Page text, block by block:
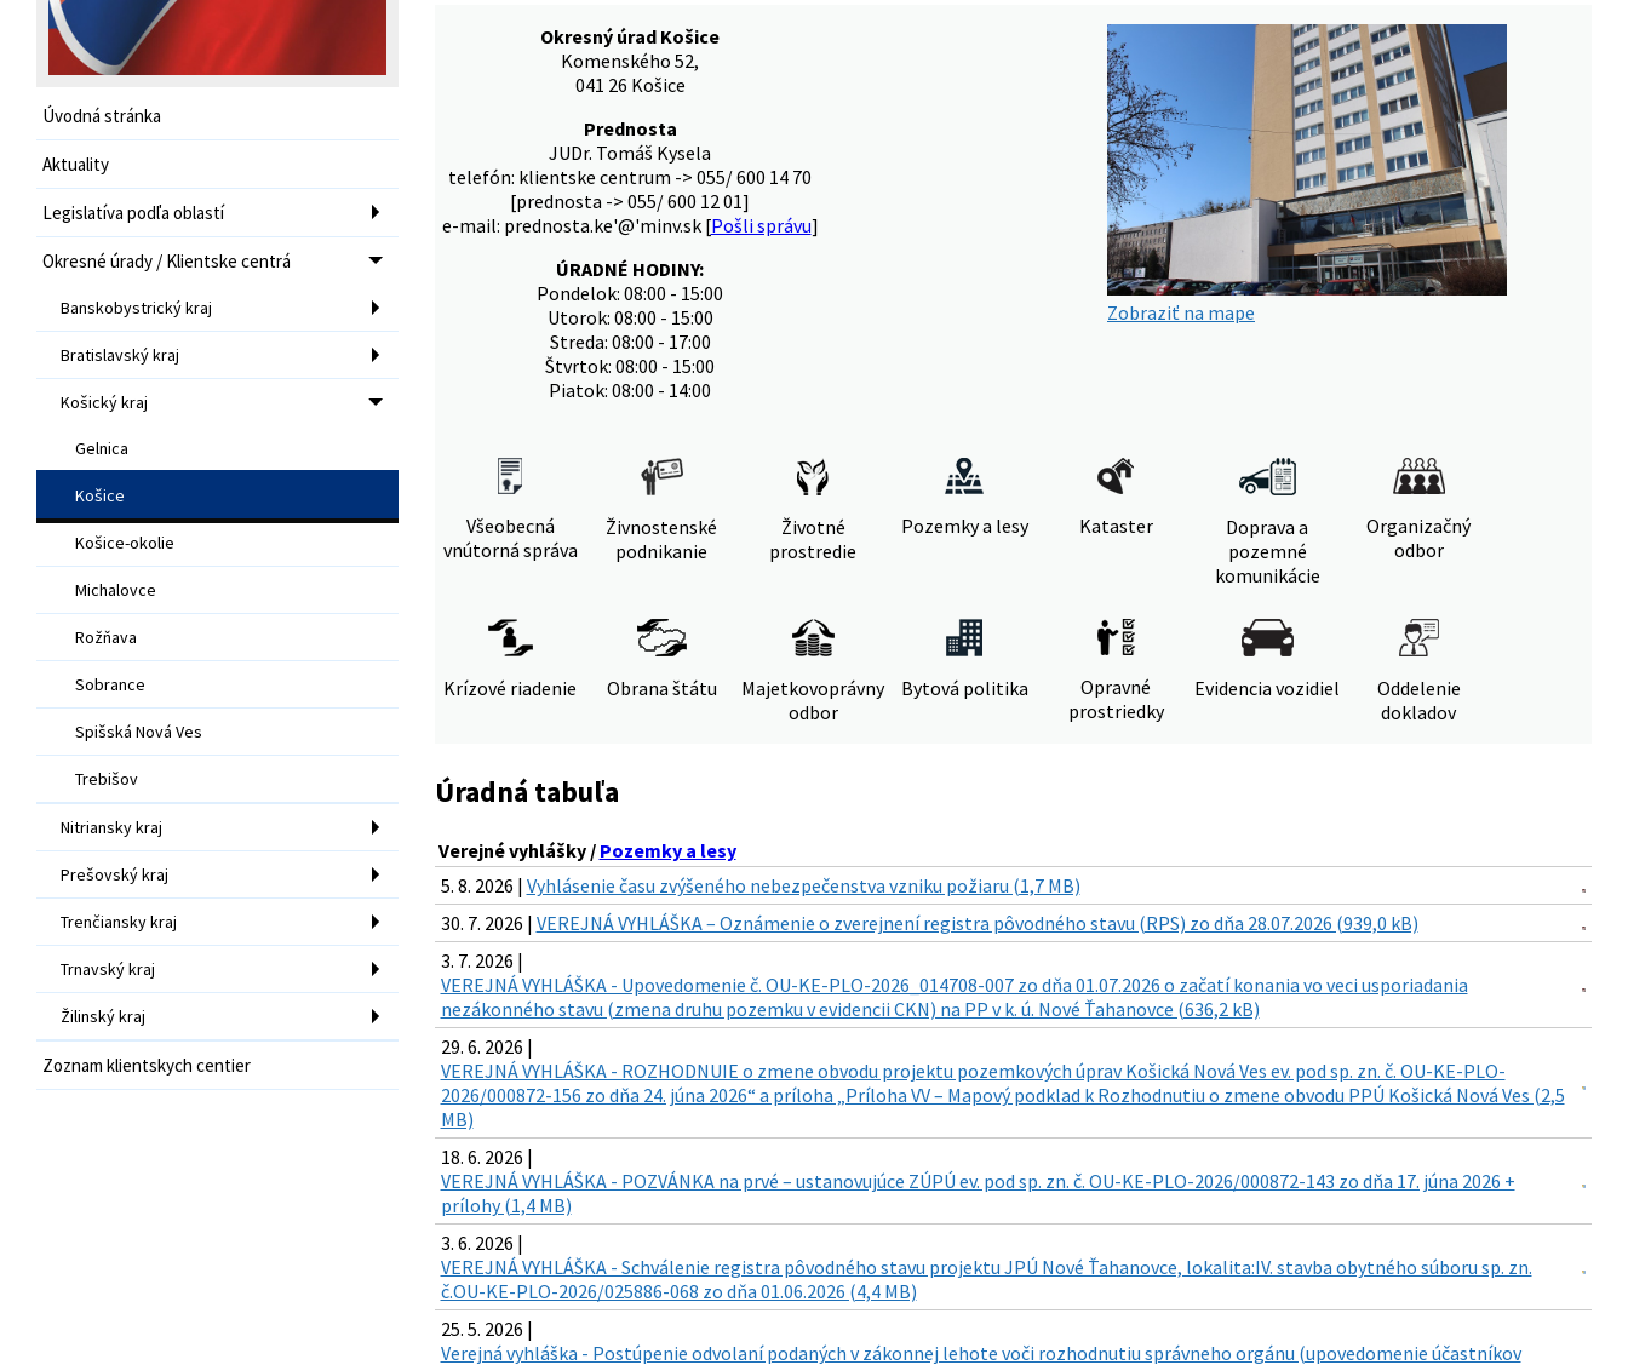
Úvodná stránka
Aktuality
Legislatíva podľa oblastí
Okresné úrady / Klientske centrá
Banskobystrický kraj
Bratislavský kraj
Košický kraj
Gelnica
Košice
Košice-okolie
Michalovce
Rožňava
Sobrance
Spišská Nová Ves
Trebišov
Nitriansky kraj
Prešovský kraj
Trenčiansky kraj
Trnavský kraj
Žilinský kraj
Zoznam klientskych centier
Okresný úrad Košice
Komenského 52,
041 26 Košice
Prednosta
JUDr. Tomáš Kysela
telefón: klientske centrum -> 055/ 600 14 70
[prednosta -> 055/ 600 12 01]
e-mail: prednosta.ke'@'minv.sk [Pošli správu]
ÚRADNÉ HODINY:
Pondelok: 08:00 - 15:00
Utorok: 08:00 - 15:00
Streda: 08:00 - 17:00
Štvrtok: 08:00 - 15:00
Piatok: 08:00 - 14:00
Zobraziť na mape
Všeobecná
vnútorná správa
Živnostenské
podnikanie
Životné
prostredie
Pozemky a lesy Kataster
Doprava a
pozemné
komunikácie
Organizačný
odbor
Krízové riadenie Obrana štátu
Majetkovoprávny
odbor
Bytová politika
Opravné
prostriedky
Evidencia vozidiel
Oddelenie
dokladov
Úradná tabuľa
Verejné vyhlášky / Pozemky a lesy
5. 8. 2026 | Vyhlásenie času zvýšeného nebezpečenstva vzniku požiaru (1,7 MB)
30. 7. 2026 | VEREJNÁ VYHLÁŠKA – Oznámenie o zverejnení registra pôvodného stavu (RPS) zo dňa 28.07.2026 (939,0 kB)
3. 7. 2026 |
VEREJNÁ VYHLÁŠKA - Upovedomenie č. OU-KE-PLO-2026_014708-007 zo dňa 01.07.2026 o začatí konania vo veci usporiadania
nezákonného stavu (zmena druhu pozemku v evidencii CKN) na PP v k. ú. Nové Ťahanovce (636,2 kB)
29. 6. 2026 |
VEREJNÁ VYHLÁŠKA - ROZHODNUIE o zmene obvodu projektu pozemkových úprav Košická Nová Ves ev. pod sp. zn. č. OU-KE-PLO-
2026/000872-156 zo dňa 24. júna 2026“ a príloha „Príloha VV – Mapový podklad k Rozhodnutiu o zmene obvodu PPÚ Košická Nová Ves (2,5
MB)
18. 6. 2026 |
VEREJNÁ VYHLÁŠKA - POZVÁNKA na prvé – ustanovujúce ZÚPÚ ev. pod sp. zn. č. OU-KE-PLO-2026/000872-143 zo dňa 17. júna 2026 +
prílohy (1,4 MB)
3. 6. 2026 |
VEREJNÁ VYHLÁŠKA - Schválenie registra pôvodného stavu projektu JPÚ Nové Ťahanovce, lokalita:IV. stavba obytného súboru sp. zn.
č.OU-KE-PLO-2026/025886-068 zo dňa 01.06.2026 (4,4 MB)
25. 5. 2026 |
Verejná vyhláška - Postúpenie odvolaní podaných v zákonnej lehote voči rozhodnutiu správneho orgánu (upovedomenie účastníkov